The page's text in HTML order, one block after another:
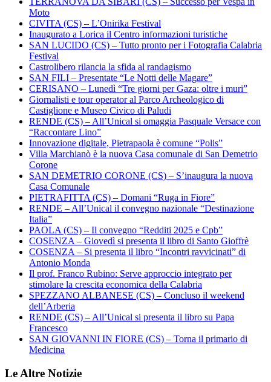
Moto
CIVITA (CS) – L’Onirika Festival
Inaugurato a Lorica il Centro informazioni turistiche
SAN LUCIDO (CS) – Tutto pronto per i Fotografia Calabria
Festival
Castrolibero rilancia la sfida al randagismo
SAN FILI – Presentate “Le Notti delle Magare”
CERISANO – Lunedì “Tre giorni per Gaza: oltre i muri”
Giornalisti e tour operator al Parco Archeologico di
Castiglione e Museo Civico di Paludi
RENDE (CS) – All’Unical si omaggia Pasquale Versace con
“Raccontare Lino”
Innovazione digitale, Pietrapaola è comune “Polis”
Villa Marchianò è la nuova Casa comunale di San Demetrio
Corone
SAN DEMETRIO CORONE (CS) – S’inaugura la nuova
Casa Comunale
PIETRAFITTA (CS) – Domani “Ruga in Fiore”
RENDE – All’Unical il convegno nazionale “Destinazione
Italia”
PAOLA (CS) – Il convegno “Redditi 2025 e Cpb”
COSENZA – Giovedì si presenta il libro di Santo Gioffrè
COSENZA – Si presenta il libro “Incontri ravvicinati” di
Antonio Monda
Il prof. Franco Rubino: Serve approccio integrato per
stimolare la crescita economica della Calabria
SPEZZANO ALBANESE (CS) – Concluso il weekend
dell’Arberia
RENDE (CS) – All’Unical si presenta il libro su Papa
Francesco
SAN GIOVANNI IN FIORE (CS) – Torna il primario di
Medicina
Le Altre Notizie